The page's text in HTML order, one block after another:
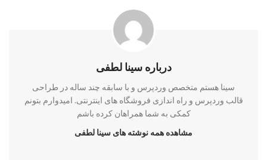
درباره سینا لطفی
سینا هستم متخصص وردپرس و با سابقه چند ساله در طراحی
قالب وردپرس و راه اندازی فروشگاه های اینترنتی. امیدوارم بتونم
کمکی به شما همراهان کرده باشم
مشاهده همه نوشته های سینا لطفی